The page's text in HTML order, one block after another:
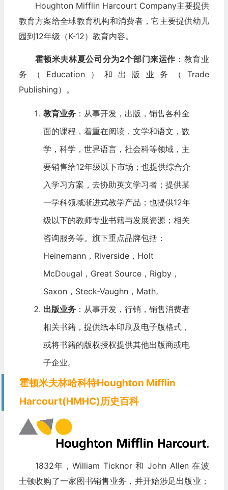
Houghton Mifflin Harcourt Company主要提供
教育方案给全球教育机构和消费者，它主要提供幼儿
园到12年级（K-12）教育内容。
霍顿米夫林夏公司分为2个部门来运作 ：教育业
务（Education）和出版业务（Trade
Publishing）。
教育业务：从事开发，出版，销售各种全
面的课程，着重在阅读，文学和语文，数
学，科学，世界语言，社会科等领域，主
要销售给12年级以下市场；也提供综合介
入学习方案，去协助英文学习者；提供某
一学科领域渐进式教学产品；也提供12年
级以下的教师专业书籍与发展资源；相关
咨询服务等。旗下重点品牌包括：
Heinemann，Riverside，Holt
McDougal，Great Source，Rigby，
Saxon，Steck-Vaughn，Math。
出版业务：从事开发，行销，销售消费者
相关书籍，提供纸本印刷及电子版格式，
或将书籍的版权授权提供其他出版商或电
子企业。
霍顿米夫林哈科特Houghton Mifflin
Harcourt(HMHC)历史百科
1832年，William Ticknor 和 John Allen 在波
士顿收购了一家图书销售业务，并开始涉足出版业；